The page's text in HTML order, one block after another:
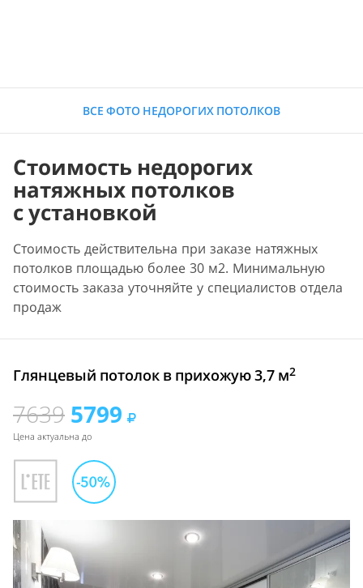
ВСЕ ФОТО НЕДОРОГИХ ПОТОЛКОВ
Стоимость недорогих
натяжных потолков
с установкой
Стоимость действительна при заказе натяжных
потолков площадью более 30 м2. Минимальную
стоимость заказа уточняйте у специалистов отдела
продаж
Глянцевый потолок в прихожую 3,7 м2
7639 5799
Цена актуальна до